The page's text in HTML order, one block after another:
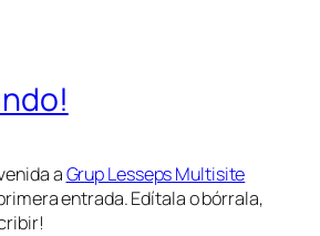
aGrup Lesseps Multisite
entrada. Edítala o bórrala,